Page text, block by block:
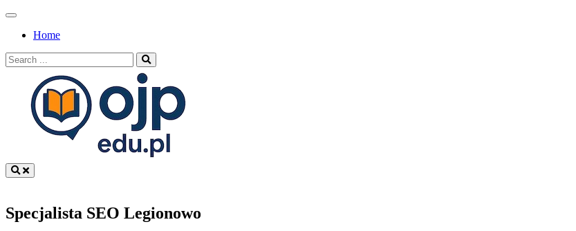
Skip
contentHome
Search
for:
Specjalista SEO Legionowo